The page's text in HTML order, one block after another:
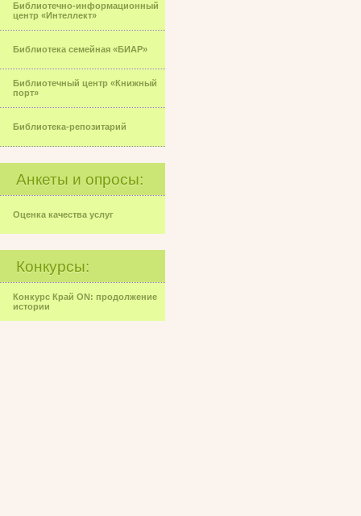
Библиотечно-информационный
центр «Интеллект»
Библиотека семейная «БИАР»
Библиотечный центр «Книжный
порт»
Библиотека-репозитарий
Анкеты и опросы:
Оценка качества услуг
Конкурсы:
Конкурс Край ON: продолжение
истории